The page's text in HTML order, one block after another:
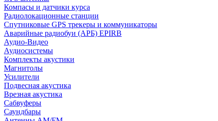
Компасы и датчики курса
Радиолокационные станции
Спутниковые GPS трекеры и коммуникаторы
Аварийные радиобуи (АРБ) EPIRB
Аудио-Видео
Аудиосистемы
Комплекты акустики
Магнитолы
Усилители
Подвесная акустика
Врезная акустика
Сабвуферы
Саундбары